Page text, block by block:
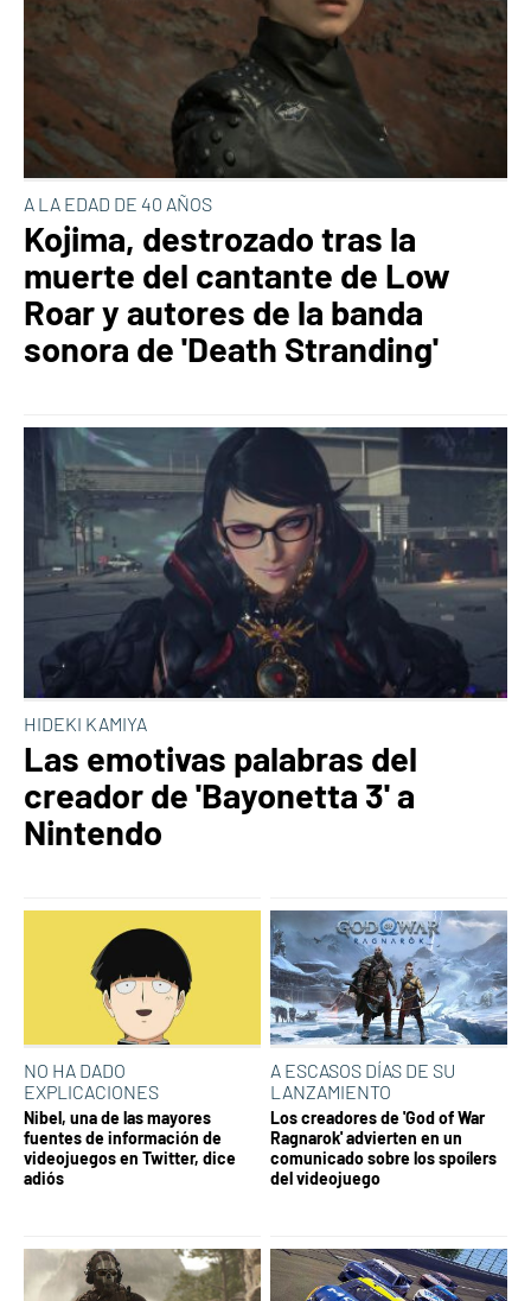
A LA EDAD DE 40 AÑOS
Kojima, destrozado tras la
muerte del cantante de Low
Roar y autores de la banda
sonora de 'Death Stranding'
HIDEKI KAMIYA
Las emotivas palabras del
creador de 'Bayonetta 3' a
Nintendo
NO HA DADO
EXPLICACIONES
Nibel, una de las mayores
fuentes de información de
videojuegos en Twitter, dice
adiós
A ESCASOS DÍAS DE SU
LANZAMIENTO
Los creadores de 'God of War
Ragnarok' advierten en un
comunicado sobre los spoílers
del videojuego